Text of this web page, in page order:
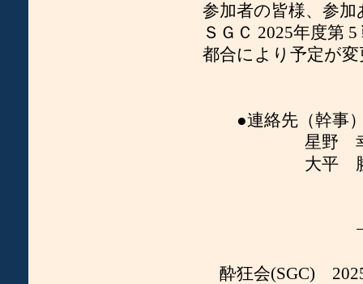
参加者の皆様、参
ＳＧＣ 2025年度第
都合により予定が
●連絡先（幹事
星野 幸男
大平 勝利
−−
酔狂会(SGC)